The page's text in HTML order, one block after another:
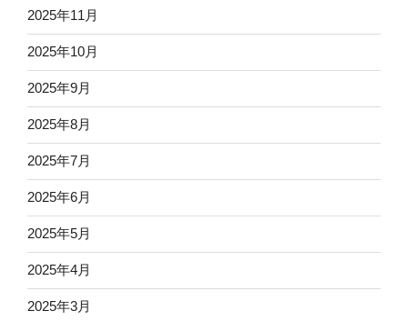
2025年11月
2025年10月
2025年9月
2025年8月
2025年7月
2025年6月
2025年5月
2025年4月
2025年3月